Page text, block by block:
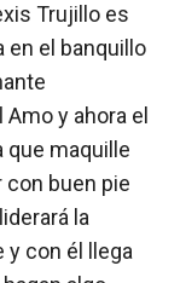
Trujillo es
en el banquillo
y ahora el
que maquille
con buen pie
la
y con él llega